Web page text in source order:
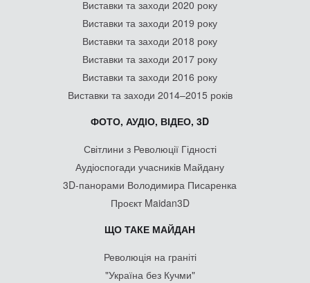
Виставки та заходи 2020 року
Виставки та заходи 2019 року
Виставки та заходи 2018 року
Виставки та заходи 2017 року
Виставки та заходи 2016 року
Виставки та заходи 2014–2015 років
ФОТО, АУДІО, ВІДЕО, 3D
Світлини з Революції Гідності
Аудіоспогади учасників Майдану
3D-панорами Володимира Писаренка
Проєкт Maidan3D
ЩО ТАКЕ МАЙДАН
Революція на граніті
"Україна без Кучми"